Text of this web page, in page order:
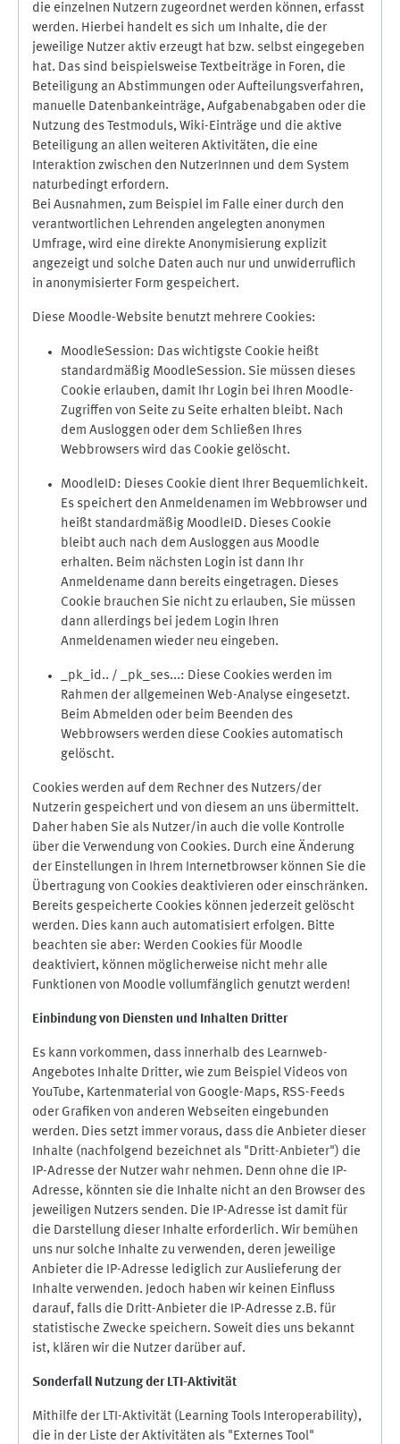
die einzelnen Nutzern zugeordnet werden können, erfasst
werden. Hierbei handelt es sich um Inhalte, die der
jeweilige Nutzer aktiv erzeugt hat bzw. selbst eingegeben
hat. Das sind beispielsweise Textbeiträge in Foren, die
Beteiligung an Abstimmungen oder Aufteilungsverfahren,
manuelle Datenbankeinträge, Aufgabenabgaben oder die
Nutzung des Testmoduls, Wiki-Einträge und die aktive
Beteiligung an allen weiteren Aktivitäten, die eine
Interaktion zwischen den NutzerInnen und dem System
naturbedingt erfordern.
Bei Ausnahmen, zum Beispiel im Falle einer durch den
verantwortlichen Lehrenden angelegten anonymen
Umfrage, wird eine direkte Anonymisierung explizit
angezeigt und solche Daten auch nur und unwiderruflich
in anonymisierter Form gespeichert.
Diese Moodle-Website benutzt mehrere Cookies:
MoodleSession: Das wichtigste Cookie heißt
standardmäßig MoodleSession. Sie müssen dieses
Cookie erlauben, damit Ihr Login bei Ihren Moodle-
Zugriffen von Seite zu Seite erhalten bleibt. Nach
dem Ausloggen oder dem Schließen Ihres
Webbrowsers wird das Cookie gelöscht.
MoodleID: Dieses Cookie dient Ihrer Bequemlichkeit.
Es speichert den Anmeldenamen im Webbrowser und
heißt standardmäßig MoodleID. Dieses Cookie
bleibt auch nach dem Ausloggen aus Moodle
erhalten. Beim nächsten Login ist dann Ihr
Anmeldename dann bereits eingetragen. Dieses
Cookie brauchen Sie nicht zu erlauben, Sie müssen
dann allerdings bei jedem Login Ihren
Anmeldenamen wieder neu eingeben.
_pk_id.. / _pk_ses...: Diese Cookies werden im
Rahmen der allgemeinen Web-Analyse eingesetzt.
Beim Abmelden oder beim Beenden des
Webbrowsers werden diese Cookies automatisch
gelöscht.
Cookies werden auf dem Rechner des Nutzers/der
Nutzerin gespeichert und von diesem an uns übermittelt.
Daher haben Sie als Nutzer/in auch die volle Kontrolle
über die Verwendung von Cookies. Durch eine Änderung
der Einstellungen in Ihrem Internetbrowser können Sie die
Übertragung von Cookies deaktivieren oder einschränken.
Bereits gespeicherte Cookies können jederzeit gelöscht
werden. Dies kann auch automatisiert erfolgen. Bitte
beachten sie aber: Werden Cookies für Moodle
deaktiviert, können möglicherweise nicht mehr alle
Funktionen von Moodle vollumfänglich genutzt werden!
Einbindung von Diensten und Inhalten Dritter
Es kann vorkommen, dass innerhalb des Learnweb-
Angebotes Inhalte Dritter, wie zum Beispiel Videos von
YouTube, Kartenmaterial von Google-Maps, RSS-Feeds
oder Grafiken von anderen Webseiten eingebunden
werden. Dies setzt immer voraus, dass die Anbieter dieser
Inhalte (nachfolgend bezeichnet als "Dritt-Anbieter") die
IP-Adresse der Nutzer wahr nehmen. Denn ohne die IP-
Adresse, könnten sie die Inhalte nicht an den Browser des
jeweiligen Nutzers senden. Die IP-Adresse ist damit für
die Darstellung dieser Inhalte erforderlich. Wir bemühen
uns nur solche Inhalte zu verwenden, deren jeweilige
Anbieter die IP-Adresse lediglich zur Auslieferung der
Inhalte verwenden. Jedoch haben wir keinen Einfluss
darauf, falls die Dritt-Anbieter die IP-Adresse z.B. für
statistische Zwecke speichern. Soweit dies uns bekannt
ist, klären wir die Nutzer darüber auf.
Sonderfall Nutzung der LTI-Aktivität
Mithilfe der LTI-Aktivität (Learning Tools Interoperability),
die in der Liste der Aktivitäten als "Externes Tool"